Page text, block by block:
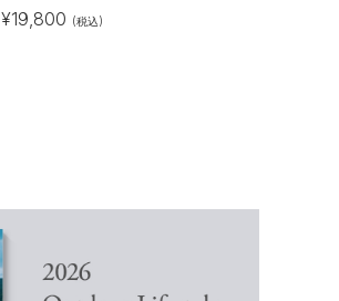
¥19,800 (税込)